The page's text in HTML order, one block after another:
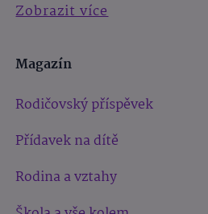
Zobrazit více
Magazín
Rodičovský příspěvek
Přídavek na dítě
Rodina a vztahy